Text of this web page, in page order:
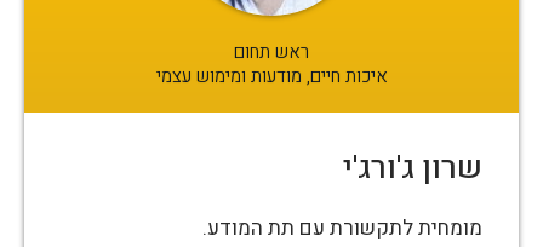
ראש תחום
איכות חיים, מודעות ומימוש עצמי
שרון ג'ורג'י
מומחית לתקשורת עם תת המודע.